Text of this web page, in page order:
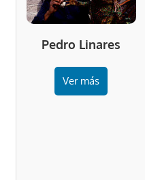
Pedro Linares
Ver más